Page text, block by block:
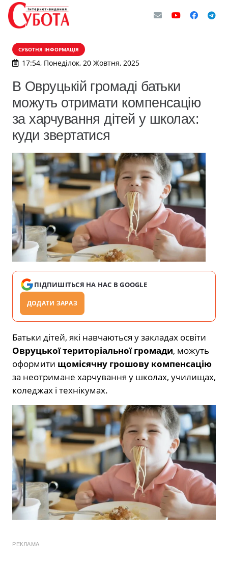
СУБОТНЯ ІНФОРМАЦІЯ
17:54, Понеділок, 20 Жовтня, 2025
В Овруцькій громаді батьки
можуть отримати компенсацію
за харчування дітей у школах:
куди звертатися
ПІДПИШІТЬСЯ НА НАС В GOOGLE
ДОДАТИ ЗАРАЗ
Батьки дітей, які навчаються у закладах освіти
Овруцької територіальної громади, можуть
оформити щомісячну грошову компенсацію
за неотримане харчування у школах, училищах,
коледжах і технікумах.
РЕКЛАМА